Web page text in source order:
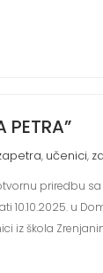
PETRA”
, učenici,
priredbu
u
iz škola